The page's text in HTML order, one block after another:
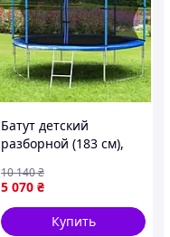
Батут детский
разборной (183 см),
детей, Батут для детей
для дома, Детский
батут для улицы, XMU
5 070 ₴
10 140₴
Купить